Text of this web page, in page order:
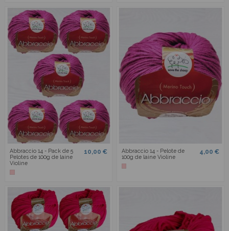
Abbraccio 14 - Pack de 5
Pelotes de 100g de laine
Violine
10,00 €
Abbraccio 14 - Pelote de
100g de laine Violine
4,00 €